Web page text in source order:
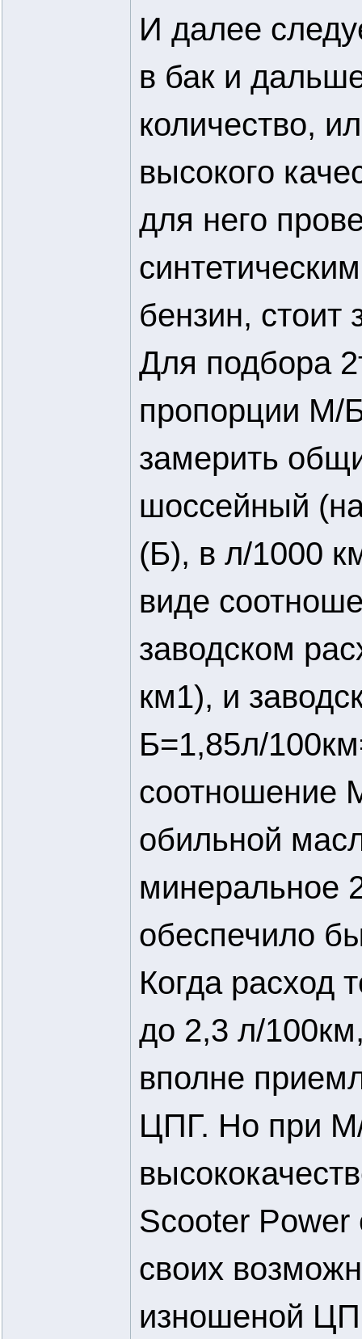
И далее
в бак и
количество,
высокого
для него
бензин, стоит
Для подбора
пропорции М/
замерить
шоссейный
(Б), в л/1000
виде
заводском
км1), и
Б=1,85л/
соотношение
обильной
минеральное
обеспечило
Когда расход
до 2,3 л/
вполне
ЦПГ. Но при
Scooter Power
своих
изношеной